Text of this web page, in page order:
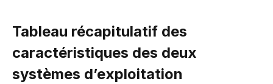
Tableau récapitulatif des
caractéristiques des deux
systèmes d’exploitation